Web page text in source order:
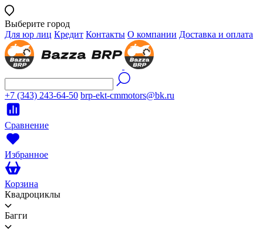
Выберите город
Для юр лиц Кредит Контакты О компании Доставка и оплата
+7 (343) 243-64-50 brp-ekt-cmmotors@bk.ru
Сравнение
Избранное
Корзина
Квадроциклы
Багги